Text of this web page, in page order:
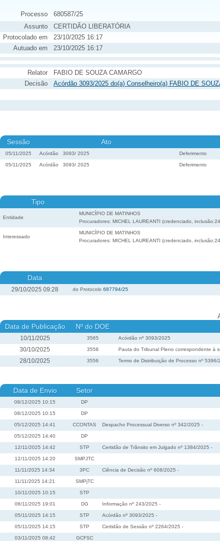
Processo
680587/25
Assunto
CERTIDÃO LIBERATÓRIA
Protocolado em
23/10/2025 16:17
Autuado em
23/10/2025 16:17
Relator
FABIO DE SOUZA CAMARGO
Decisão
Acórdão 3093/2025 do(a) Conselheiro(a) FABIO DE
Sessão Ato
05/11/2025 Acórdão 3093/ 2025 Deferimento
05/11/2025 Acórdão 3093/ 2025 Deferimento
Tipo
Entidade
MUNICÍPIO DE MATINHOS
Procuradores: MICHEL LAUREANTI (credenciado,
Interessado
MUNICÍPIO DE MATINHOS
Procuradores: MICHEL LAUREANTI (credenciado,
Data
29/10/2025 09:28 do Protocolo 687794/25
Data de Publicação Nº do DOE
10/11/2025 3565 Acórdão nº 3093/2025
30/10/2025 3558 Pauta do Tribunal Pleno correspondente à
28/10/2025 3556 Termo de Distribuição de Processo nº 5396/
Data de Envio Setor
08/12/2025 10:15 DP
08/12/2025 10:15 DP
05/12/2025 14:41 CCONTAS Despacho Processual Diverso nº 342/2025 -
05/12/2025 14:40 DP
12/11/2025 14:42 STP Certidão de Trânsito em Julgado nº 1384/2025 -
12/11/2025 14:20 SMPJTC
11/11/2025 14:34 3PC Ciência de Decisão nº 608/2025 -
11/11/2025 14:21 SMPjTC
10/11/2025 10:15 STP
06/11/2025 19:01 DG Informação nº 243/2025 -
05/11/2025 14:15 STP Acórdão nº 3093/2025 -
05/11/2025 14:15 STP Certidão de Sessão nº 2264/2025 -
03/11/2025 08:42 GCFSC